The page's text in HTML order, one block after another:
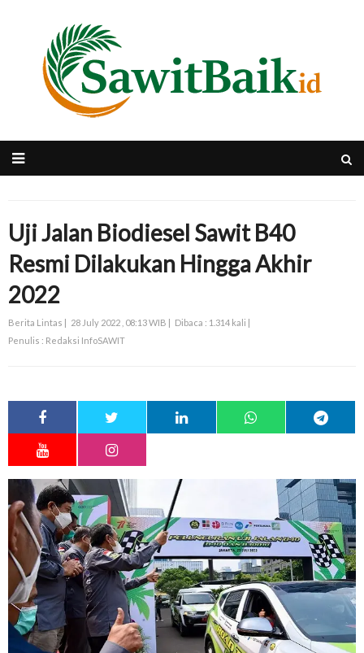
Uji Jalan Biodiesel Sawit B40
Resmi Dilakukan Hingga Akhir
2022
Berita Lintas | 28 July 2022 , 08:13 WIB | Dibaca : 1.314 kali |
Penulis : Redaksi InfoSAWIT